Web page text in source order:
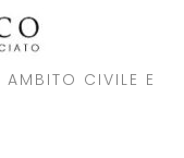
AMBITO CIVILE E